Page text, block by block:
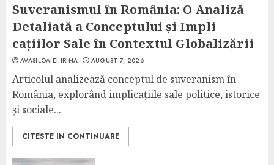
Suveranismul în România: O Analiză
Detaliată a Conceptului și Impli
cațiilor Sale în Contextul Globalizării
AVASILOAIEI IRINA AUGUST 7, 2026
Articolul analizează conceptul de suveranism în
România, explorând implicațiile sale politice, istorice
și sociale...
CITESTE IN CONTINUARE